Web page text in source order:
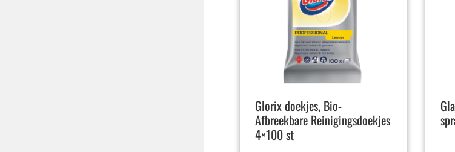
Glorix doekjes, Bio-
Afbreekbare Reinigingsdoekjes
4×100 st